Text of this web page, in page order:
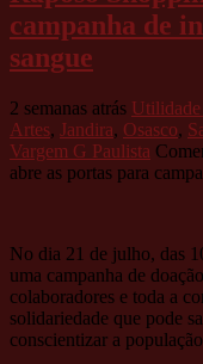
campanha de
sangue
2 semanas atrás
Artes, Jandira, Osasco,
Vargem G Paulista
abre as portas para
No dia 21 de julho, das
uma campanha de
colaboradores e toda a
solidariedade que pode
conscientizar a